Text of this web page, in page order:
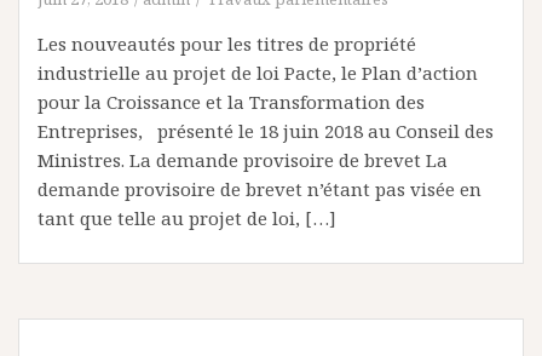
Les nouveautés pour les titres de propriété
industrielle au projet de loi Pacte, le Plan d’action
pour la Croissance et la Transformation des
Entreprises, présenté le 18 juin 2018 au Conseil des
Ministres. La demande provisoire de brevet La
demande provisoire de brevet n’étant pas visée en
tant que telle au projet de loi, […]